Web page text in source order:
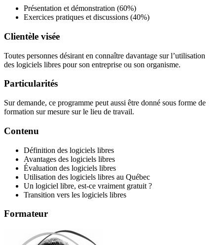
Présentation et démonstration (60%)
Exercices pratiques et discussions (40%)
Clientèle visée
Toutes personnes désirant en connaître davantage sur l’utilisation
des logiciels libres pour son entreprise ou son organisme.
Particularités
Sur demande, ce programme peut aussi être donné sous forme de
formation sur mesure sur le lieu de travail.
Contenu
Définition des logiciels libres
Avantages des logiciels libres
Évaluation des logiciels libres
Utilisation des logiciels libres au Québec
Un logiciel libre, est-ce vraiment gratuit ?
Transition vers les logiciels libres
Formateur